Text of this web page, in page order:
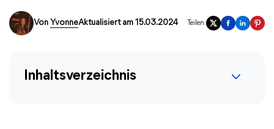
Von YvonneAktualisiert am 15.03.2024 Teilen:
Inhaltsverzeichnis